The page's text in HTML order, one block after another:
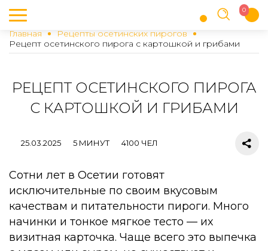
0
Главная
Рецепты осетинских пирогов
Рецепт осетинского пирога с картошкой и грибами
РЕЦЕПТ ОСЕТИНСКОГО ПИРОГА
С КАРТОШКОЙ И ГРИБАМИ
25.03.2025 5 МИНУТ 4100 ЧЕЛ
Сотни лет в Осетии готовят
исключительные по своим вкусовым
качествам и питательности пироги. Много
начинки и тонкое мягкое тесто — их
визитная карточка. Чаще всего это выпечка